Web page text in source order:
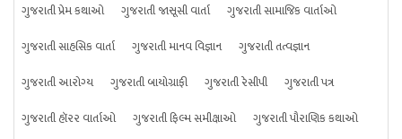
ગુજરાતી પ્રેમ કથાઓ
ગુજરાતી જાસૂસી વાર્તા
ગુજરાતી સામાજિક વાર્તાઓ
ગુજરાતી સાહસિક વાર્તા
ગુજરાતી માનવ વિજ્ઞાન
ગુજરાતી તત્વજ્ઞાન
ગુજરાતી આરોગ્ય
ગુજરાતી બાયોગ્રાફી ગુજરાતી રેસીપી
ગુજરાતી પત્ર
ગુજરાતી હૉરર વાર્તાઓ
ગુજરાતી ફિલ્મ સમીક્ષાઓ ગુજરાતી પૌરાણિક કથાઓ